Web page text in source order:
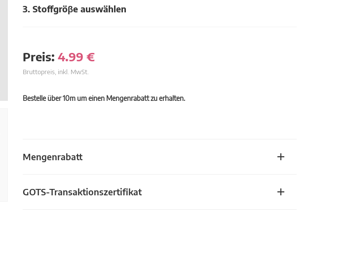
3. Stoffgröβe auswählen
Preis: 4.99 €
Bruttopreis, inkl. MwSt.
Bestelle über 10m um einen Mengenrabatt zu erhalten.
Mengenrabatt
GOTS-Transaktionszertifikat